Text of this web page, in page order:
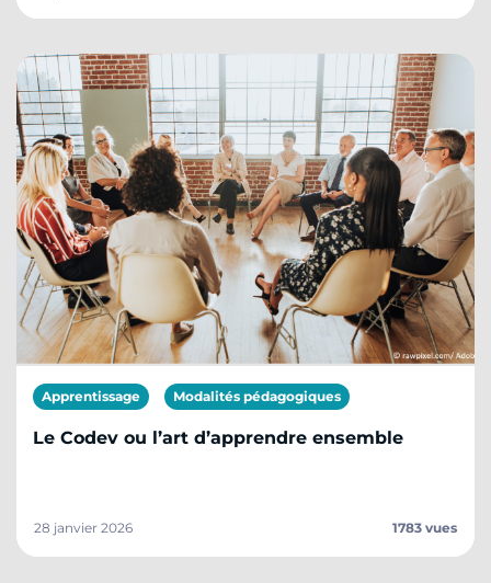
Apprentissage Modalités pédagogiques
Le Codev ou l’art d’apprendre ensemble
28 janvier 2026 1783 vues